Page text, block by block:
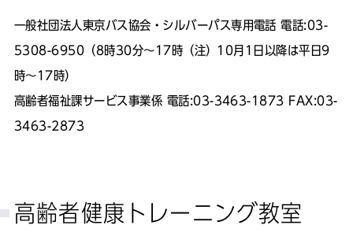
一般社団法人東京バス協会・シルバーパス専用電話 電話:03-
5308-6950（8時30分～17時（注）10月1日以降は平日9
時～17時）
高齢者福祉課サービス事業係 電話:03-3463-1873 FAX:03-
3463-2873
高齢者健康トレーニング教室